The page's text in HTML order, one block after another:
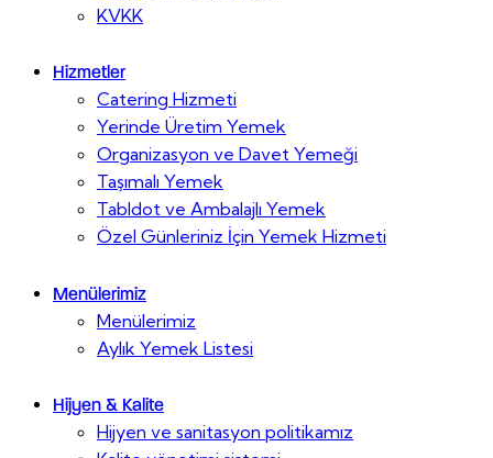
KVKK
Hizmetler
Catering Hizmeti
Yerinde Üretim Yemek
Organizasyon ve Davet Yemeği
Taşımalı Yemek
Tabldot ve Ambalajlı Yemek
Özel Günleriniz İçin Yemek Hizmeti
Menülerimiz
Menülerimiz
Aylık Yemek Listesi
Hijyen & Kalite
Hijyen ve sanitasyon politikamız